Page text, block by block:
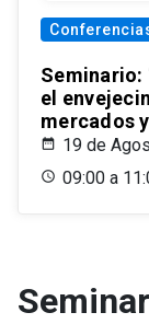
Seminario:
el
mercados
19 de
09:00 a